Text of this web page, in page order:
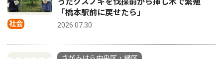
社会
「橋本駅前に戻せたら」
2026.07.30